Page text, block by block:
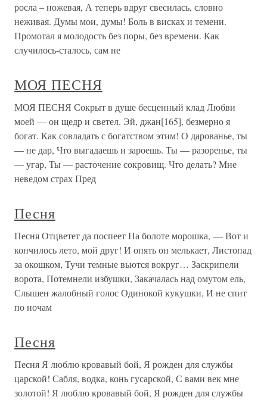
росла – ножевая, А теперь вдруг свесилась, словно
неживая. Думы мои, думы! Боль в висках и темени.
Промотал я молодость без поры, без времени. Как
случилось-сталось, сам не
МОЯ ПЕСНЯ
МОЯ ПЕСНЯ Сокрыт в душе бесценный клад Любви
моей — он щедр и светел. Эй, джан[165], безмерно я
богат. Как совладать с богатством этим! О дарованье, ты
— не дар, Что выгадаешь и зароешь. Ты — разоренье, ты
— угар, Ты — расточение сокровищ. Что делать? Мне
неведом страх Пред
Песня
Песня Отцветет да поспеет На болоте морошка, — Вот и
кончилось лето, мой друг! И опять он мелькает, Листопад
за окошком, Тучи темные вьются вокруг… Заскрипели
ворота, Потемнели избушки, Закачалась над омутом ель,
Слышен жалобный голос Одинокой кукушки, И не спит
по ночам
Песня
Песня Я люблю кровавый бой, Я рожден для службы
царской! Сабля, водка, конь гусарской, С вами век мне
золотой! Я люблю кровавый бой, Я рожден для службы